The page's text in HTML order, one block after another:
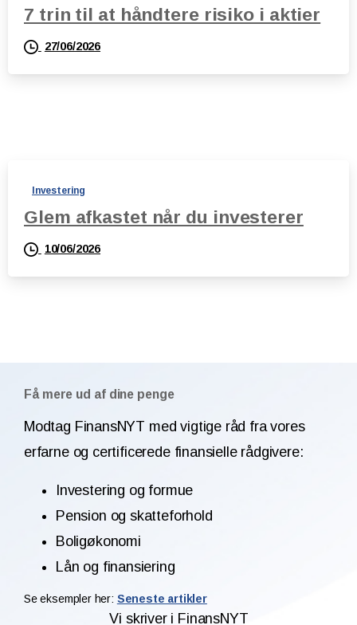
7 trin til at håndtere risiko i aktier
27/06/2026
Investering
Glem afkastet når du investerer
10/06/2026
Få mere ud af dine penge
Modtag FinansNYT med vigtige råd fra vores
erfarne og certificerede finansielle rådgivere:
Investering og formue
Pension og skatteforhold
Boligøkonomi
Lån og finansiering
Se eksempler her: Seneste artikler
Vi skriver i FinansNYT